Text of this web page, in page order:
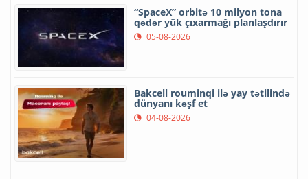
“SpaceX” orbitə 10 milyon tona
qədər yük çıxarmağı planlaşdırır
05-08-2026
Bakcell rouminqi ilə yay tətilində
dünyanı kəşf et
04-08-2026